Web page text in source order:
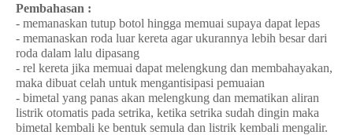
Pembahasan :
- memanaskan tutup botol hingga memuai supaya dapat lepas
- memanaskan roda luar kereta agar ukurannya lebih besar dari
roda dalam lalu dipasang
- rel kereta jika memuai dapat melengkung dan membahayakan,
maka dibuat celah untuk mengantisipasi pemuaian
- bimetal yang panas akan melengkung dan mematikan aliran
listrik otomatis pada setrika, ketika setrika sudah dingin maka
bimetal kembali ke bentuk semula dan listrik kembali mengalir.